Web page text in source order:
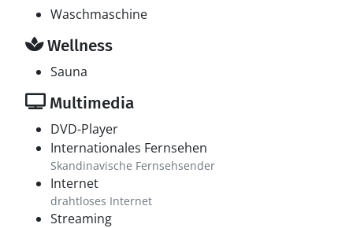
Waschmaschine
Wellness
Sauna
Multimedia
DVD-Player
Internationales Fernsehen
Skandinavische Fernsehsender
Internet
drahtloses Internet
Streaming